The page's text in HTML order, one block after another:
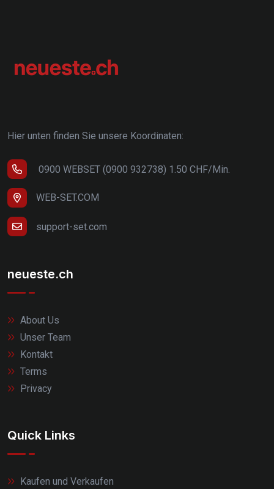
Hier unten finden Sie unsere Koordinaten:
0900 WEBSET (0900 932738) 1.50 CHF/Min.
WEB-SET.COM
support-set.com
neueste.ch
About Us
Unser Team
Kontakt
Terms
Privacy
Quick Links
Kaufen und Verkaufen